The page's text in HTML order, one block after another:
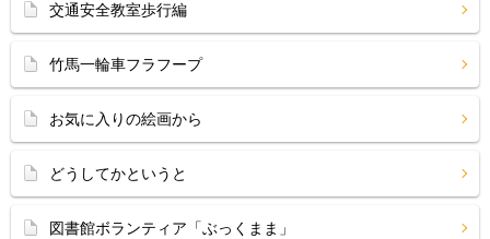
交通安全教室歩行編
竹馬一輪車フラフープ
お気に入りの絵画から
どうしてかというと
図書館ボランティア「ぶっくまま」